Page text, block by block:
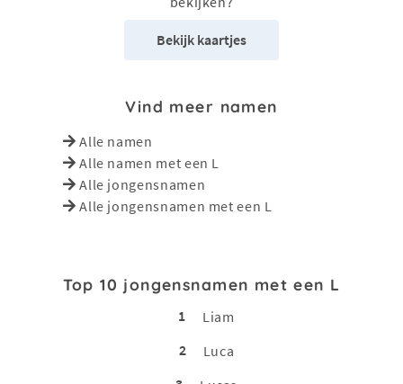
Bekijk kaartjes
Vind meer namen
Alle namen
Alle namen met een L
Alle jongensnamen
Alle jongensnamen met een L
Top 10 jongensnamen met een L
1
Liam
2
Luca